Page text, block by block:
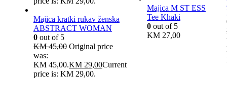
Majica kratki rukav ženska
ABSTRACT WOMAN
0out of 5
KM45,00 Original price
was:
KM 45,00.KM29,00Current
price is: KM 29,00.
Majica M ST ESS
Tee Khaki
0out of 5
KM27,00